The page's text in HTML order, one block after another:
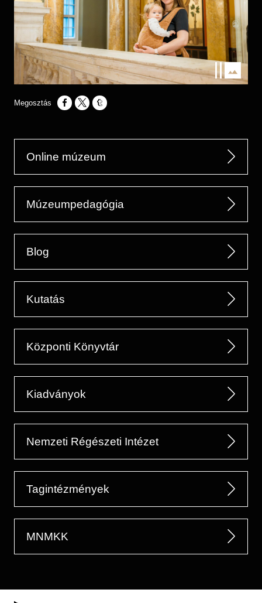
Opens in a new window
Opens in a new window
Opens in a new window
Online múzeum
Múzeumpedagógia
Blog
Kutatás
Központi Könyvtár
Kiadványok
Nemzeti Régészeti Intézet
Tagintézmények
MNMKK